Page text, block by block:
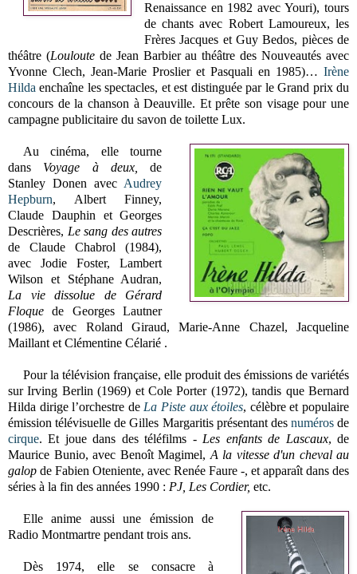
Renaissance en 1982 avec Youri), tours
de chants avec Robert Lamoureux, les
Frères Jacques et Guy Bedos, pièces de
théâtre (Louloutede Jean Barbier au théâtre des Nouveautés avec
Yvonne Clech, Jean-Marie Proslier et Pasquali en 1985)… Irène
Hilda enchaîne les spectacles, et est distinguée par le Grand prix du
concours de la chanson à Deauville. Et prête son visage pour une
campagne publicitaire du savon de toilette Lux.
Au cinéma, elle tourne
dans Voyage à deux,de
Stanley Donen avec Audrey
Hepburn, Albert Finney,
Claude Dauphin et Georges
Descrières, Le sang des autres
de Claude Chabrol (1984),
avec Jodie Foster, Lambert
Wilson et Stéphane Audran,
La vie dissolue de Gérard
Floque de Georges Lautner
(1986), avec Roland Giraud, Marie-Anne Chazel, Jacqueline
Maillant et Clémentine Célarié .
Pour la télévision française, elle produit des émissions de variétés
sur Irving Berlin (1969) et Cole Porter (1972), tandis que Bernard
Hilda dirige l’orchestre de La Piste aux étoiles, célèbre et populaire
émission télévisuelle de Gilles Margaritis présentant des numérosde
cirque. Et joue dans des téléfilms - Les enfants de Lascaux, de
Maurice Bunio, avec Benoît Magimel, A la vitesse d'un cheval au
galop de Fabien Oteniente, avec Renée Faure -, et apparaît dans des
séries à la fin des années 1990 : PJ, Les Cordier, etc.
Elle anime aussi une émission de
Radio Montmartre pendant trois ans.
Dès 1974, elle se consacre à